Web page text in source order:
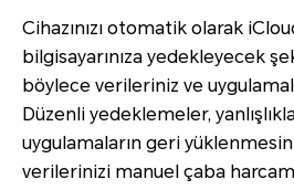
Cihazınızı otomatik olarak
bilgisayarınıza yedekleyecek
böylece verileriniz ve
Düzenli yedeklemeler,
uygulamaların geri
verilerinizi manuel çaba